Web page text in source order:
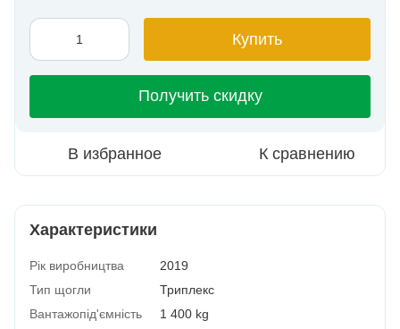
Купить
Получить скидку
В избранное К сравнению
Характеристики
Рік виробництва
2019
Тип щогли
Триплекс
Вантажопід'ємність
1 400 kg